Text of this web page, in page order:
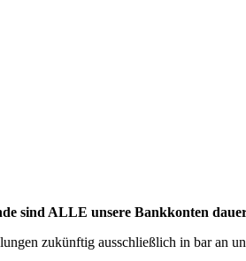
sind ALLE unsere Bankkonten
zukünftig ausschließlich in bar an